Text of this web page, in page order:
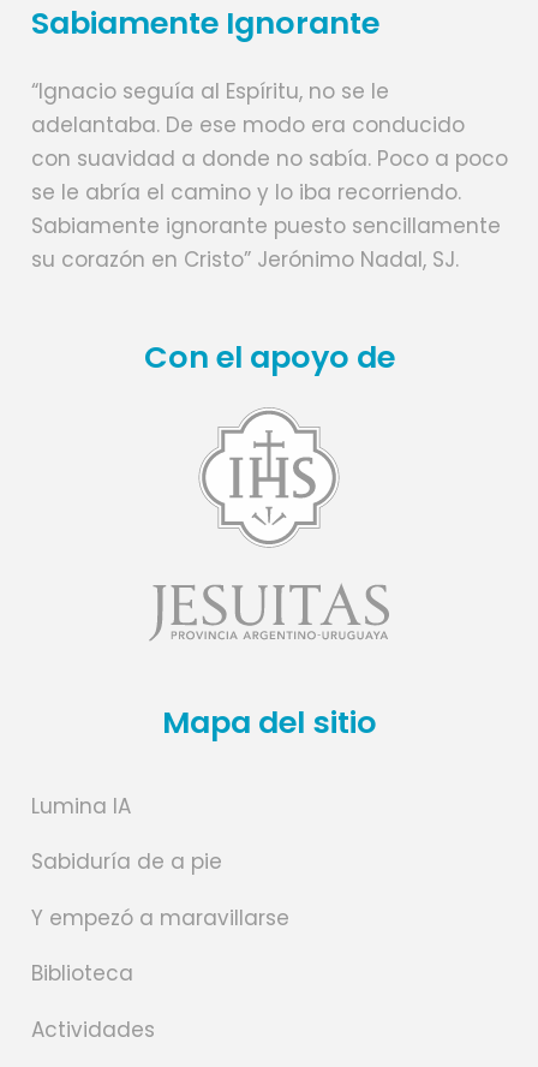
Sabiamente Ignorante
“Ignacio seguía al Espíritu, no se le
adelantaba. De ese modo era conducido
con suavidad a donde no sabía. Poco a poco
se le abría el camino y lo iba recorriendo.
Sabiamente ignorante puesto sencillamente
su corazón en Cristo” Jerónimo Nadal, SJ.
Con el apoyo de
Mapa del sitio
Lumina IA
Sabiduría de a pie
Y empezó a maravillarse
Biblioteca
Actividades